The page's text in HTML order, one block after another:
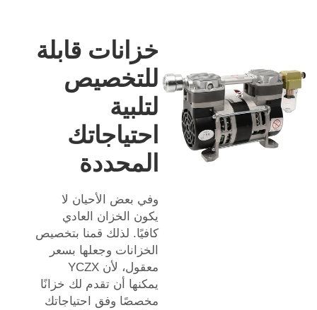
خزانات قابلة
للتخصيص
لتلبية
احتياجاتك
المحددة
وفي بعض الأحيان لا
يكون الخزان العادي
كافيًا. لذلك قمنا بتخصيص
الخزانات وجعلها بسعر
معقول، لأن YCZX
يمكنها أن تقدم لك خزانًا
مخصصًا وفق احتياجاتك